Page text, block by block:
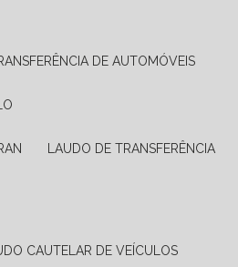
DE AUTOMÓVEIS
LAUDO DE TRANSFERÊNCIA
CAUTELAR DE VEÍCULOS